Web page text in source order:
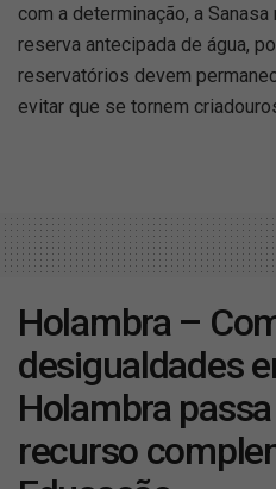
com a determinação, a
reserva antecipada de água,
reservatórios devem
evitar que se tornem
Holambra –
desigualdades
Holambra
recurso